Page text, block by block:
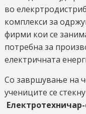
во
комплекси за
фирми кои се
потребна за
електричната
Со завршување на
учениците се